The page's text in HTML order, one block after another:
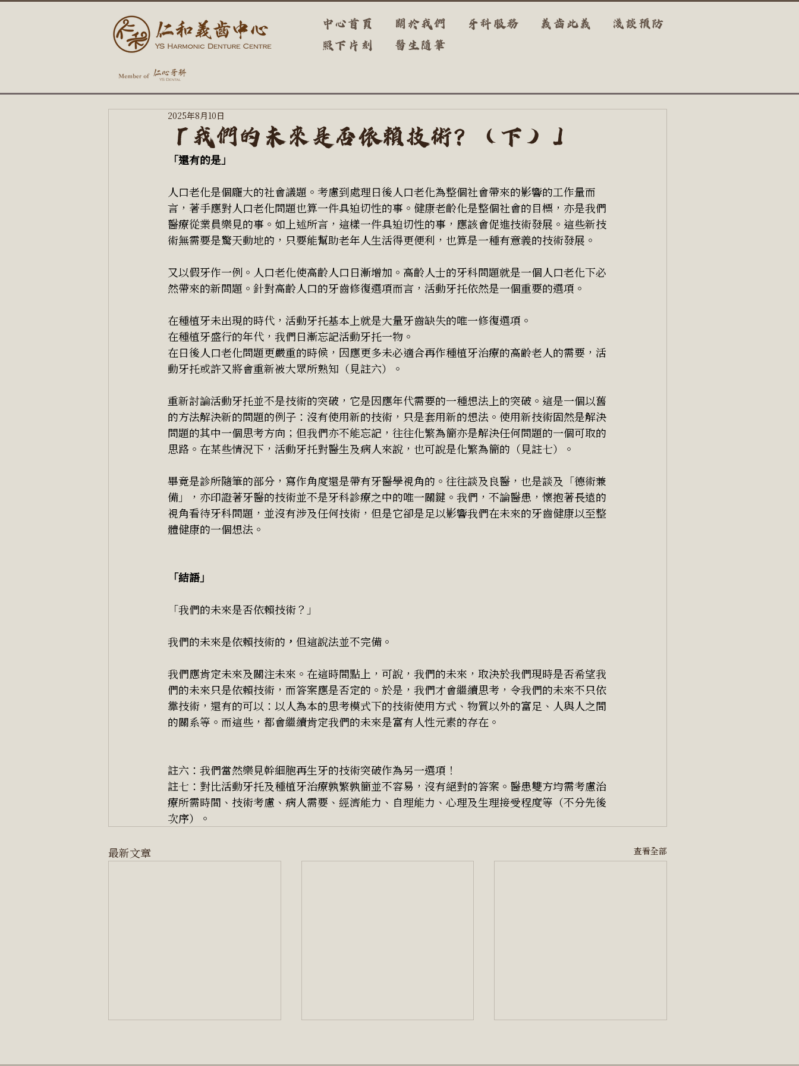
中心首頁 關於我們 牙科服務 義齒此義
淺談預防
照下片刻
醫生隨筆
「我們的未來是否依賴技術？（下）」
2025年8月10日
「還有的是」
人口老化是個龐大的社會議題。考慮到處理日後人口老化為整個社會帶來的影響的工作量而
言，著手應對人口老化問題也算一件具迫切性的事。健康老齡化是整個社會的目標，亦是我們
醫療從業員樂見的事。如上述所言，這樣一件具迫切性的事，應該會促進技術發展。這些新技
術無需要是驚天動地的，只要能幫助老年人生活得更便利，也算是一種有意義的技術發展。
又以假牙作一例。人口老化使高齡人口日漸增加。高齡人士的牙科問題就是一個人口老化下必
然帶來的新問題。針對高齡人口的牙齒修復選項而言，活動牙托依然是一個重要的選項。
在種植牙未出現的時代，活動牙托基本上就是大量牙齒缺失的唯一修復選項。
在種植牙盛行的年代，我們日漸忘記活動牙托一物。
在日後人口老化問題更嚴重的時候，因應更多未必適合再作種植牙治療的高齢老人的需要，活
動牙托或許又將會重新被大眾所熟知（見註六）。
重新討論活動牙托並不是技術的突破，它是因應年代需要的一種想法上的突破。這是一個以舊
的方法解決新的問題的例子：沒有使用新的技術，只是套用新的想法。使用新技術固然是解決
問題的其中一個思考方向；但我們亦不能忘記，往往化繁為簡亦是解決任何問題的一個可取的
思路。在某些情況下，活動牙托對醫生及病人來說，也可說是化繁為簡的（見註七）。
畢竟是診所隨筆的部分，寫作角度還是帶有牙醫學視角的。往往談及良醫，也是談及「德術兼
備」，亦印證著牙醫的技術並不是牙科診療之中的唯一關鍵。我們，不論醫患，懷抱著長遠的
視角看待牙科問題，並沒有涉及任何技術，但是它卻是足以影響我們在未來的牙齒健康以至整
體健康的一個想法。
「結語」
「我們的未來是否依賴技術？」
我們的未來是依賴技術的 ， 但這說法並不完備。
我們應肯定未來及關注未來。在這時間點上，可說，我們的未來，取決於我們現時是否希望我
們的未來只是依賴技術，而答案應是否定的。於是，我們才會繼續思考，令我們的未來不只依
靠技術，還有的可以：以人為本的思考模式下的技術使用方式、物質以外的富足、人與人之間
的關系等。而這些，都會繼續肯定我們的未來是富有人性元素的存在。
註六：我們當然樂見幹細胞再生牙的技術突破作為另一選項！
註七：對比活動牙托及種植牙治療孰繁孰簡並不容易，沒有絕對的答案。醫患雙方均需考慮治
療所需時間、技術考慮、病人需要、經濟能力、自理能力、心理及生理接受程度等（不分先後
次序）。
最新文章 查看全部
這可能是假牙使用者及其家人最感